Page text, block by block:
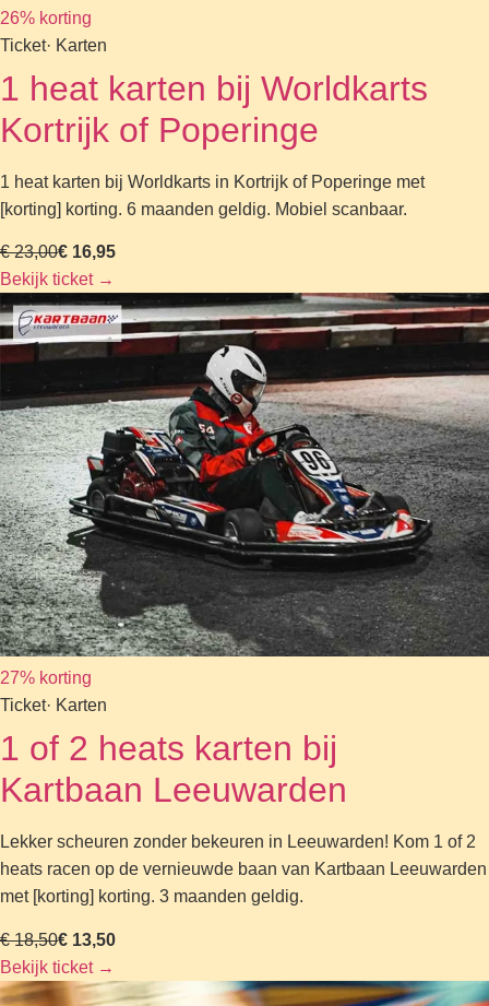
26% korting
Ticket· Karten
1 heat karten bij Worldkarts
Kortrijk of Poperinge
1 heat karten bij Worldkarts in Kortrijk of Poperinge met
[korting] korting. 6 maanden geldig. Mobiel scanbaar.
€ 23,00€ 16,95
Bekijk ticket →
27% korting
Ticket· Karten
1 of 2 heats karten bij
Kartbaan Leeuwarden
Lekker scheuren zonder bekeuren in Leeuwarden! Kom 1 of 2
heats racen op de vernieuwde baan van Kartbaan Leeuwarden
met [korting] korting. 3 maanden geldig.
€ 18,50€ 13,50
Bekijk ticket →